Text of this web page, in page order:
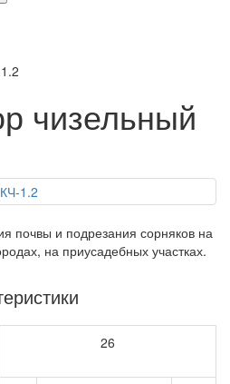
чизельный
почвы и подрезания сорняков на
на приусадебных участках.
26